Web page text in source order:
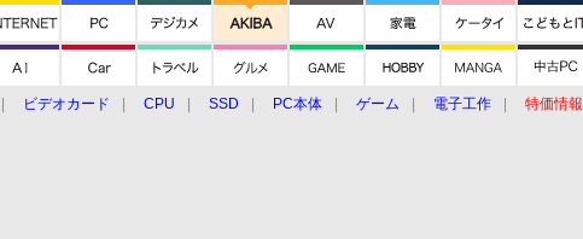
ビデオカード CPU SSD PC本体 ゲーム 電子工作 特価情報